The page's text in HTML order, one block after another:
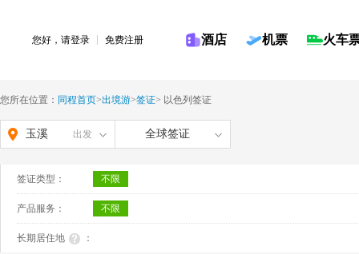
您好，请登录 免费注册 酒店 机票 火车
您所在位置： 同程首页>出境游>签证> 以色列签证
玉溪 出发 全球签证
签证类型： 不限
产品服务： 不限
长期居住地 ：